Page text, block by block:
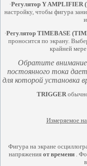
·Регулятор Y AMPLIFIER
настройку, чтобы фигура
·Регулятор TIMEBASE
проносится по экрану.
крайней
Обратите
постоянного тока
для которой установка
TRIGGERобычно
Измеряемое
Фигура на экране
напряжения от времени.